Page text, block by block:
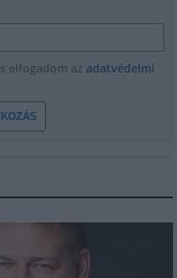
elfogadom az adatvédelmi